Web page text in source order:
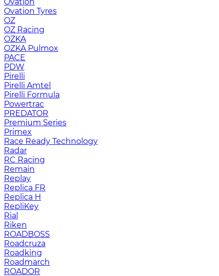
Ovation Tyres
OZ
OZ Racing
OZKA
OZKA Pulmox
PACE
PDW
Pirelli
Pirelli Amtel
Pirelli Formula
Powertrac
PREDATOR
Premium Series
Primex
Race Ready Technology
Radar
RC Racing
Remain
Replay
Replica FR
Replica H
RepliKey
Rial
Riken
ROADBOSS
Roadcruza
Roadking
Roadmarch
ROADOR